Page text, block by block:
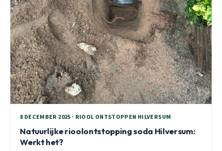
8 DECEMBER 2025 · RIOOL ONTSTOPPEN HILVERSUM
Natuurlijke rioolontstopping soda Hilversum:
Werkt het?